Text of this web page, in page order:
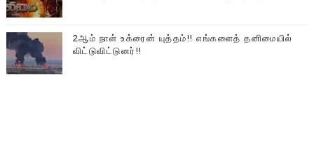
2ஆம் நாள் உக்ரைன் யுத்தம்!! எங்களைத் தனிமையில்
விட்டுவிட்டுனர்!!